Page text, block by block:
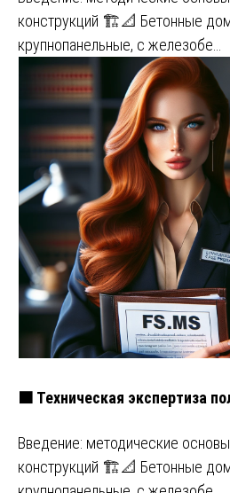
конструкций 🏗️📐 Бетонные
крупнопанельные, с железобе…
🟧 Техническая экспертиза
Введение: методические
конструкций 🏗️📐 Бетонные